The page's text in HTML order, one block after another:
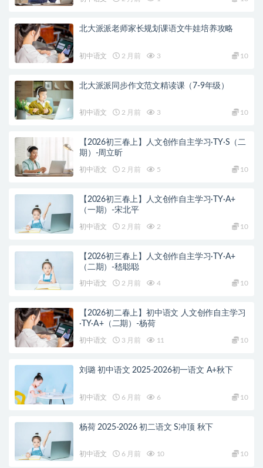
北大派派老师家长规划课语文牛娃培养攻略
初中语文 2 月前 3 10
北大派派同步作文范文精读课（7-9年级）
初中语文 2 月前 3 10
【2026初三春上】人文创作自主学习·TY·S（二
期）-周立昕
初中语文 2 月前 5 10
【2026初三春上】人文创作自主学习·TY·A+
（一期）-宋北平
初中语文 2 月前 2 10
【2026初三春上】人文创作自主学习·TY·A+
（二期）-嵇聪聪
初中语文 2 月前 4 10
【2026初二春上】初中语文 人文创作自主学习
·TY·A+（二期）-杨荷
初中语文 3 月前 11 10
刘璐 初中语文 2025-2026初一语文 A+秋下
初中语文 6 月前 6 10
杨荷 2025-2026 初二语文 S冲顶 秋下
初中语文 6 月前 10 10